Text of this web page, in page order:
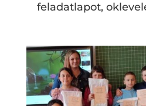
feladatlapot,